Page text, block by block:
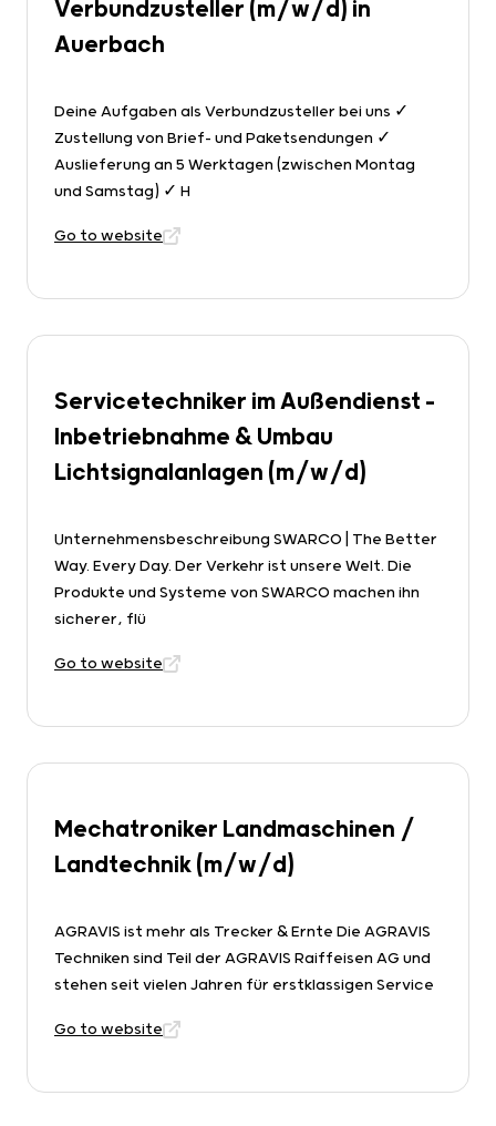
Verbundzusteller (m/w/d) in
Auerbach
Deine Aufgaben als Verbundzusteller bei uns ✓
Zustellung von Brief- und Paketsendungen ✓
Auslieferung an 5 Werktagen (zwischen Montag
und Samstag) ✓ H
Go to website
Servicetechniker im Außendienst –
Inbetriebnahme & Umbau
Lichtsignalanlagen (m/w/d)
Unternehmensbeschreibung SWARCO | The Better
Way. Every Day. Der Verkehr ist unsere Welt. Die
Produkte und Systeme von SWARCO machen ihn
sicherer, flü
Go to website
Mechatroniker Landmaschinen /
Landtechnik (m/w/d)
AGRAVIS ist mehr als Trecker & Ernte Die AGRAVIS
Techniken sind Teil der AGRAVIS Raiffeisen AG und
stehen seit vielen Jahren für erstklassigen Service
Go to website